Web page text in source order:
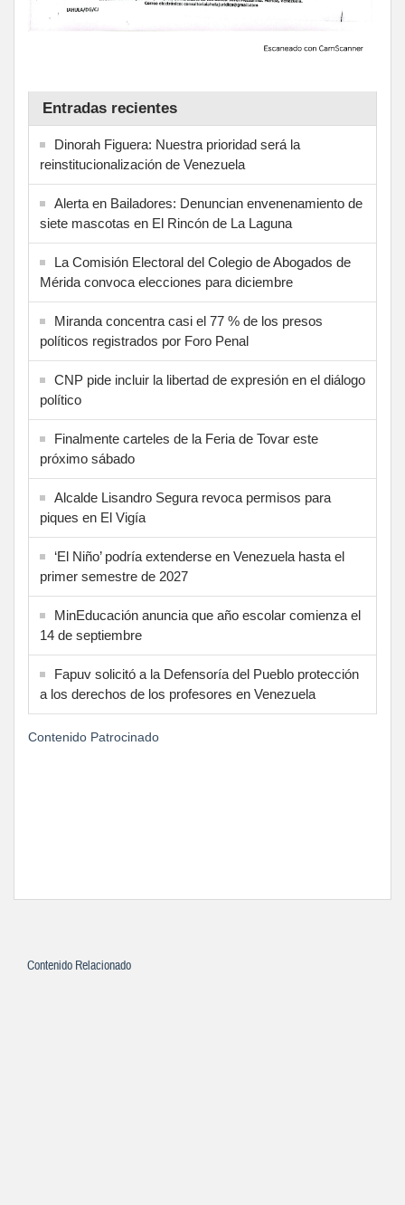
Entradas recientes
Dinorah Figuera: Nuestra prioridad será la
reinstitucionalización de Venezuela
Alerta en Bailadores: Denuncian envenenamiento de
siete mascotas en El Rincón de La Laguna
La Comisión Electoral del Colegio de Abogados de
Mérida convoca elecciones para diciembre
Miranda concentra casi el 77 % de los presos
políticos registrados por Foro Penal
CNP pide incluir la libertad de expresión en el diálogo
político
Finalmente carteles de la Feria de Tovar este
próximo sábado
Alcalde Lisandro Segura revoca permisos para
piques en El Vigía
‘El Niño’ podría extenderse en Venezuela hasta el
primer semestre de 2027
MinEducación anuncia que año escolar comienza el
14 de septiembre
Fapuv solicitó a la Defensoría del Pueblo protección
a los derechos de los profesores en Venezuela
Contenido Patrocinado
Contenido Relacionado